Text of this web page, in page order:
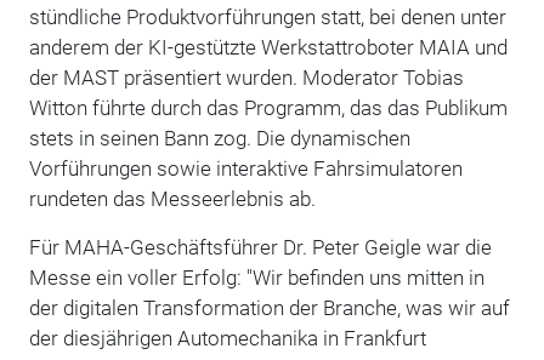
stündliche Produktvorführungen statt, bei denen unter
anderem der KI-gestützte Werkstattroboter MAIA und
der MAST präsentiert wurden. Moderator Tobias
Witton führte durch das Programm, das das Publikum
stets in seinen Bann zog. Die dynamischen
Vorführungen sowie interaktive Fahrsimulatoren
rundeten das Messeerlebnis ab.
Für MAHA-Geschäftsführer Dr. Peter Geigle war die
Messe ein voller Erfolg: "Wir befinden uns mitten in
der digitalen Transformation der Branche, was wir auf
der diesjährigen Automechanika in Frankfurt